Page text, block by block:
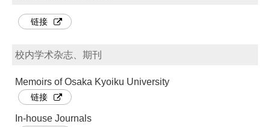
链接
校内学术杂志、期刊
Memoirs of Osaka Kyoiku University
链接
In-house Journals